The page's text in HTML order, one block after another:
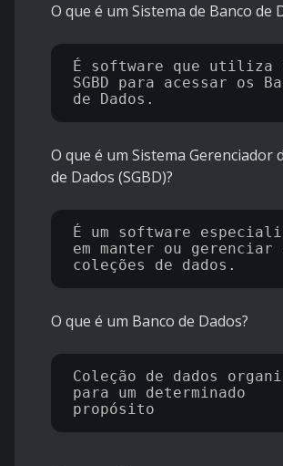
O que é um Sistema de Banco de
É software que utiliza
SGBD para acessar os
O que é um Sistema Gerenciador
de Dados (SGBD)?
É um software
em manter ou gerenciar
O que é um Banco de Dados?
Coleção de dados
para um determinado